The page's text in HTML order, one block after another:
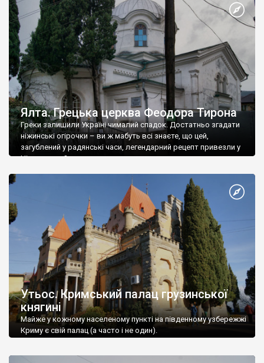
Ялта. Грецька церква Феодора Тирона
Греки залишили Україні чималий спадок. Достатньо згадати
ніжинські огірочки – ви ж мабуть всі знаєте, що цей,
загублений у радянські часи, легендарний рецепт привезли у
Ніжин греки?
Утьос. Кримський палац грузинської
княгині
Майже у кожному населеному пункті на південному узбережжі
Криму є свій палац (а часто і не один).